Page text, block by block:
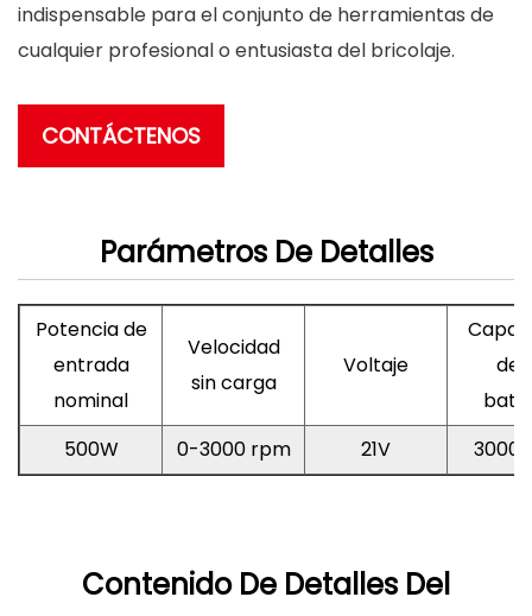
indispensable para el conjunto de herramientas de
cualquier profesional o entusiasta del bricolaje.
CONTÁCTENOS
Parámetros De Detalles
Potencia de
entrada
nominal
Velocidad
sin carga
Voltaje
de
500W
0-3000 rpm 21V
Contenido De Detalles Del